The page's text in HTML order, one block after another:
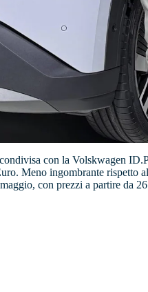
con la Volskwagen
Meno ingombrante rispetto
con prezzi a partire da